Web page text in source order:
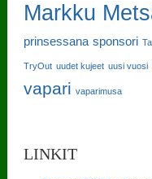
Markku
prinsessana sponsori
TryOut uudet kujeet uusi vuosi
vapari vaparimusa
LINKIT